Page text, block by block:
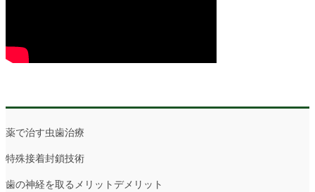
薬で治す虫歯治療
特殊接着封鎖技術
歯の神経を取るメリットデメリット